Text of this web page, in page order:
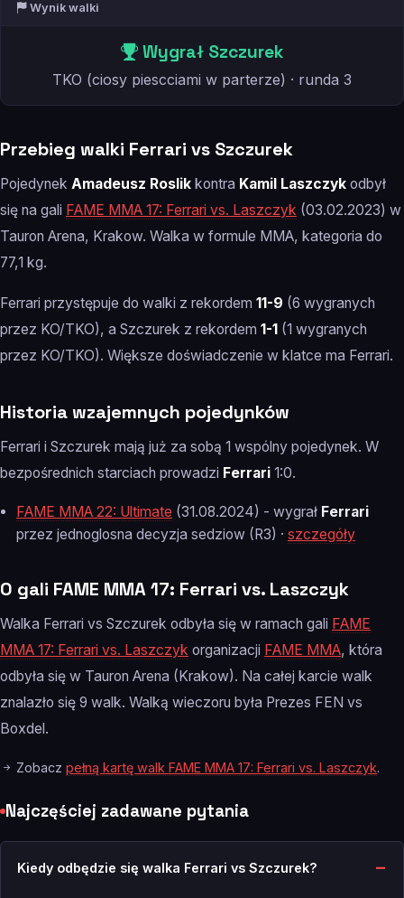
Wynik walki
Wygrał Szczurek
TKO (ciosy piescciami w parterze) · runda 3
Przebieg walki Ferrari vs Szczurek
Pojedynek Amadeusz Roslik kontra Kamil Laszczyk odbył
się na gali FAME MMA 17: Ferrari vs. Laszczyk (03.02.2023) w
Tauron Arena, Krakow. Walka w formule MMA, kategoria do
77,1 kg.
Ferrari przystępuje do walki z rekordem 11-9 (6 wygranych
przez KO/TKO), a Szczurek z rekordem 1-1 (1 wygranych
przez KO/TKO). Większe doświadczenie w klatce ma Ferrari.
Historia wzajemnych pojedynków
Ferrari i Szczurek mają już za sobą 1 wspólny pojedynek. W
bezpośrednich starciach prowadzi Ferrari 1:0.
FAME MMA 22: Ultimate (31.08.2024) - wygrał Ferrari
przez jednoglosna decyzja sedziow (R3) · szczegóły
O gali FAME MMA 17: Ferrari vs. Laszczyk
Walka Ferrari vs Szczurek odbyła się w ramach gali FAME
MMA 17: Ferrari vs. Laszczyk organizacji FAME MMA, która
odbyła się w Tauron Arena (Krakow). Na całej karcie walk
znalazło się 9 walk. Walką wieczoru była Prezes FEN vs
Boxdel.
Zobacz pełną kartę walk FAME MMA 17: Ferrari vs. Laszczyk.
Najczęściej zadawane pytania
Kiedy odbędzie się walka Ferrari vs Szczurek?